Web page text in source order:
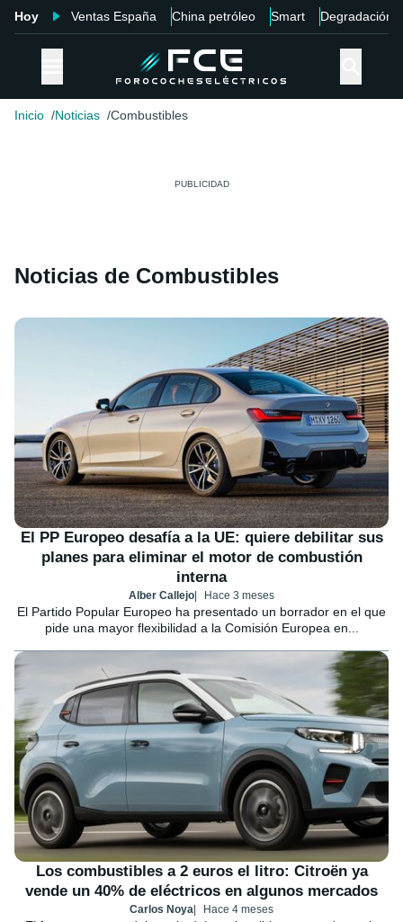
Hoy Ventas España China petróleo Smart Degradación
Inicio Noticias Combustibles
Noticias de Combustibles
El PP Europeo desafía a la UE: quiere debilitar sus
planes para eliminar el motor de combustión
interna
Alber Callejo Hace 3 meses
El Partido Popular Europeo ha presentado un borrador en el que
pide una mayor flexibilidad a la Comisión Europea en...
Los combustibles a 2 euros el litro: Citroën ya
vende un 40% de eléctricos en algunos mercados
Carlos Noya Hace 4 meses